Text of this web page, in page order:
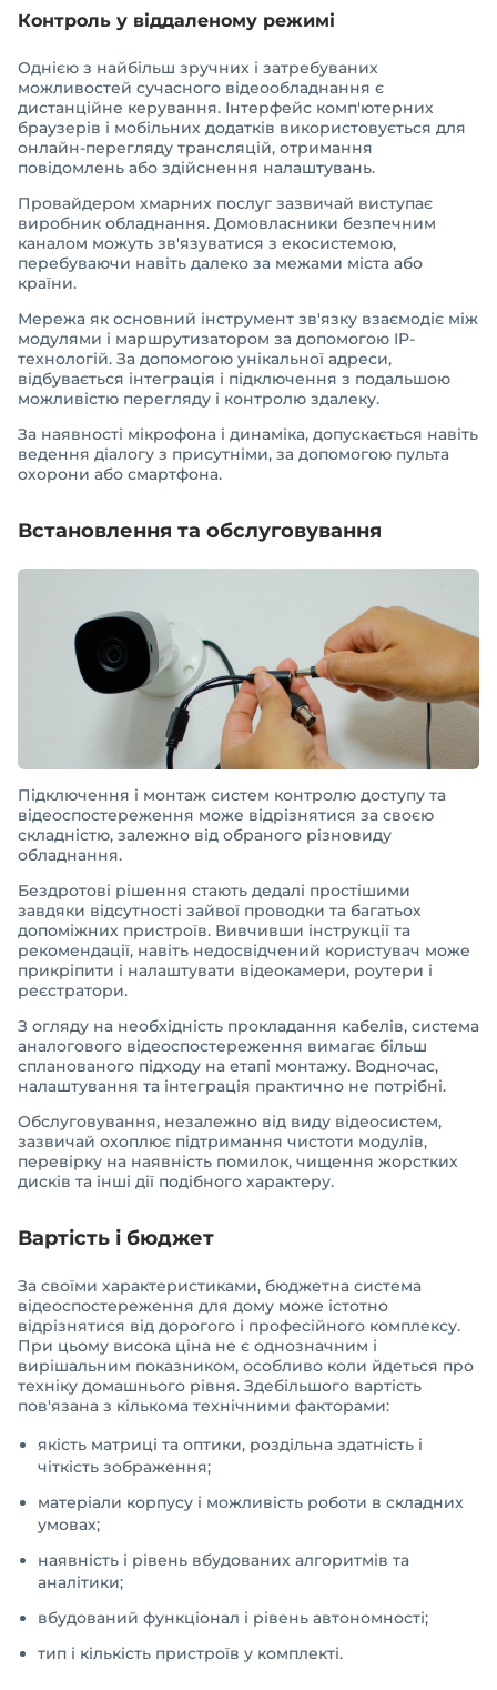
Контроль у віддаленому режимі
Однією з найбільш зручних і затребуваних
можливостей сучасного відеообладнання є
дистанційне керування. Інтерфейс комп'ютерних
браузерів і мобільних додатків використовується для
онлайн-перегляду трансляцій, отримання
повідомлень або здійснення налаштувань.
Провайдером хмарних послуг зазвичай виступає
виробник обладнання. Домовласники безпечним
каналом можуть зв'язуватися з екосистемою,
перебуваючи навіть далеко за межами міста або
країни.
Мережа як основний інструмент зв'язку взаємодіє між
модулями і маршрутизатором за допомогою IP-
технологій. За допомогою унікальної адреси,
відбувається інтеграція і підключення з подальшою
можливістю перегляду і контролю здалеку.
За наявності мікрофона і динаміка, допускається навіть
ведення діалогу з присутніми, за допомогою пульта
охорони або смартфона.
Встановлення та обслуговування
Підключення і монтаж систем контролю доступу та
відеоспостереження може відрізнятися за своєю
складністю, залежно від обраного різновиду
обладнання.
Бездротові рішення стають дедалі простішими
завдяки відсутності зайвої проводки та багатьох
допоміжних пристроїв. Вивчивши інструкції та
рекомендації, навіть недосвідчений користувач може
прикріпити і налаштувати відеокамери, роутери і
реєстратори.
З огляду на необхідність прокладання кабелів, система
аналогового відеоспостереження вимагає більш
спланованого підходу на етапі монтажу. Водночас,
налаштування та інтеграція практично не потрібні.
Обслуговування, незалежно від виду відеосистем,
зазвичай охоплює підтримання чистоти модулів,
перевірку на наявність помилок, чищення жорстких
дисків та інші дії подібного характеру.
Вартість і бюджет
За своїми характеристиками, бюджетна система
відеоспостереження для дому може істотно
відрізнятися від дорогого і професійного комплексу.
При цьому висока ціна не є однозначним і
вирішальним показником, особливо коли йдеться про
техніку домашнього рівня. Здебільшого вартість
пов'язана з кількома технічними факторами:
якість матриці та оптики, роздільна здатність і
чіткість зображення;
матеріали корпусу і можливість роботи в складних
умовах;
наявність і рівень вбудованих алгоритмів та
аналітики;
вбудований функціонал і рівень автономності;
тип і кількість пристроїв у комплекті.